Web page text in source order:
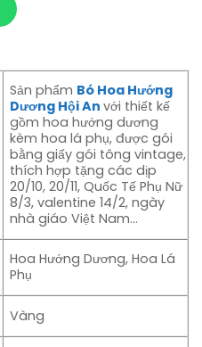
Sản phẩm Bó Hoa Hướng
Dương Hội Anvới thiết kế
gồm hoa hướng dương
kèm hoa lá phụ, được gói
bằng giấy gói tông vintage,
thích hợp tặng các dịp
20/10, 20/11, Quốc Tế Phụ Nữ
8/3, valentine 14/2, ngày
nhà giáo Việt Nam…
Hoa Hướng Dương, Hoa Lá
Phụ
Vàng